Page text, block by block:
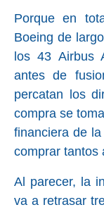
Porque en
Boeing de
los 43 Airbus
antes de
percatan los
compra se
financiera de
comprar tantos
Al parecer, la
va a retrasar